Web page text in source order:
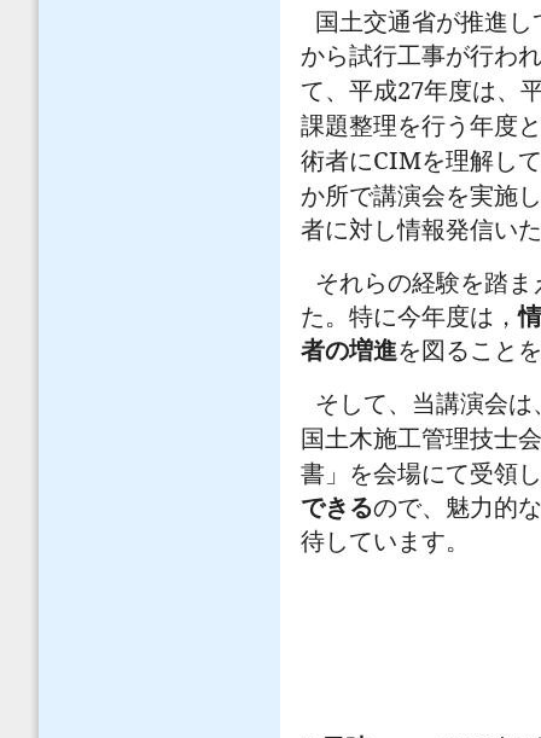
国土交通省が推進し
から試行工事が行わ
て、平成27年度は、
課題整理を行う年度
術者にCIMを理解し
か所で講演会を実施
者に対し情報発信い
それらの経験を踏
た。特に今年度は，
者の増進を図ること
そして、当講演会は
国土木施工管理技士
書」を会場にて受領
できるので、魅力的
待しています。